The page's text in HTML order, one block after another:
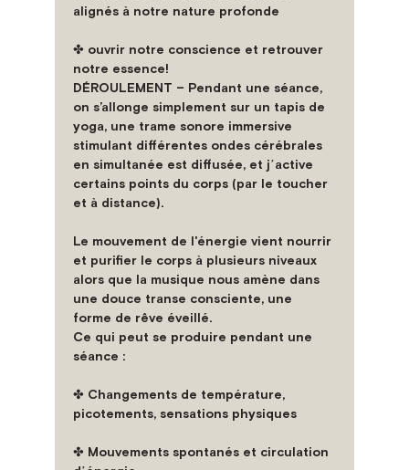
alignés à notre nature profonde
✤ ouvrir notre conscience et retrouver
notre essence!
DÉROULEMENT – Pendant une séance,
on s’allonge simplement sur un tapis de
yoga, une trame sonore immersive
stimulant différentes ondes cérébrales
en simultanée est diffusée, et jʼactive
certains points du corps (par le toucher
et à distance).
Le mouvement de l'énergie vient nourrir
et purifier le corps à plusieurs niveaux
alors que la musique nous amène dans
une douce transe consciente, une
forme de rêve éveillé.
Ce qui peut se produire pendant une
séance :
✤ Changements de température,
picotements, sensations physiques
✤ Mouvements spontanés et circulation